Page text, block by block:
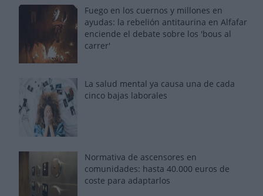
Fuego en los cuernos y millones en
ayudas: la rebelión antitaurina en Alfafar
enciende el debate sobre los 'bous al
carrer'
La salud mental ya causa una de cada
cinco bajas laborales
Normativa de ascensores en
comunidades: hasta 40.000 euros de
coste para adaptarlos